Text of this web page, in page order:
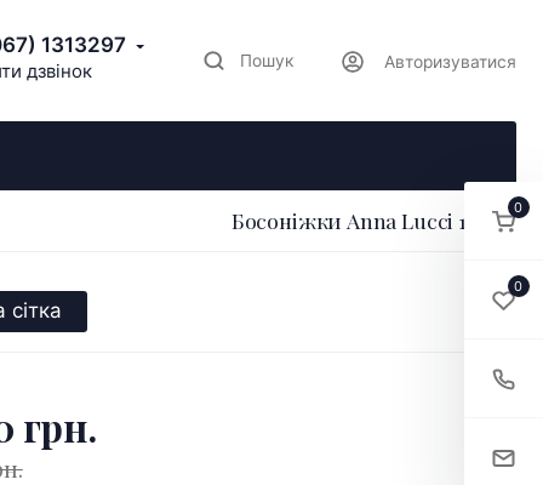
1313297
дзвінок Пошук Авторизуватися
Босоніжки Anna Lucci 175834
сітка
грн.
0
0